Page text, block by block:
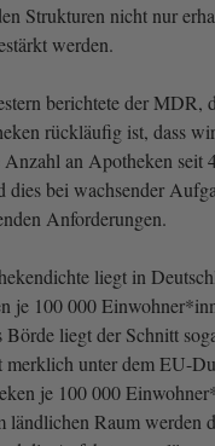
Strukturen nicht nur
werden.
berichtete der MDR,
rückläufig ist, dass
an Apotheken seit
dies bei wachsender
Anforderungen.
liegt in
je 100 000
liegt der Schnitt
merklich unter dem EU-
je 100 000
ländlichen Raum werden